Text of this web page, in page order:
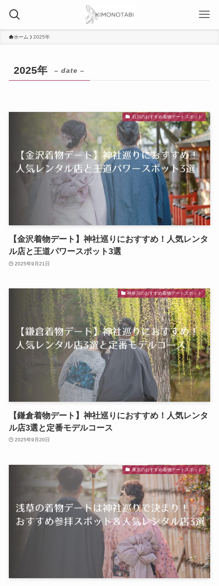
ホーム 2025年
2025年 – date –
石川のおすすめ着物デートスポット
【金沢着物デート】神社巡りにおすすめ！人気レンタ
ル店と王道パワースポット3選
2025年9月21日
神奈川のおすすめ着物デートスポット
【鎌倉着物デート】神社巡りにおすすめ！人気レンタ
ル店3選と定番モデルコース
2025年9月20日
東京のおすすめ着物デートスポット